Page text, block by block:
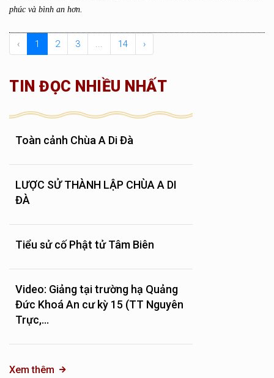
phúc và bình an hơn.
‹ 1 2 3 ... 14 ›
TIN ĐỌC NHIỀU NHẤT
Toàn cảnh Chùa A Di Đà
LƯỢC SỬ THÀNH LẬP CHÙA A DI
ĐÀ
Tiểu sử cố Phật tử Tâm Biên
Video: Giảng tại trường hạ Quảng
Đức Khoá An cư kỳ 15 (TT Nguyên
Trực,...
Xem thêm